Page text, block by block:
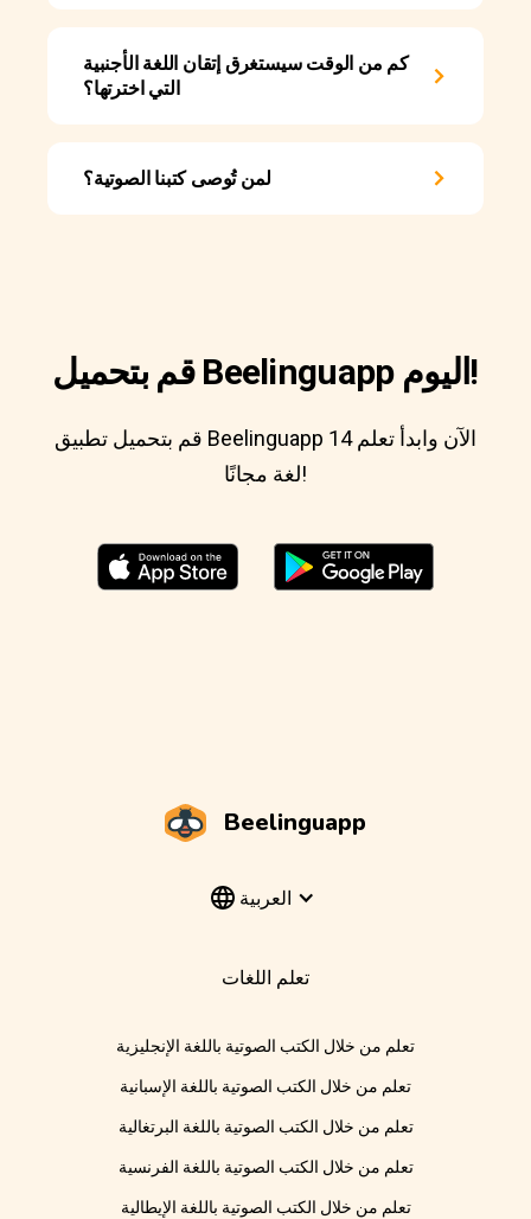
كم من الوقت سيستغرق إتقان اللغة الأجنبية
التي اخترتها؟
لمن تُوصى كتبنا الصوتية؟
قم بتحميل Beelinguapp اليوم!
قم بتحميل تطبيق Beelinguapp الآن وابدأ تعلم 14
لغة مجانًا!
Beelinguapp
العربية
تعلم اللغات
تعلم من خلال الكتب الصوتية باللغة الإنجليزية
تعلم من خلال الكتب الصوتية باللغة الإسبانية
تعلم من خلال الكتب الصوتية باللغة البرتغالية
تعلم من خلال الكتب الصوتية باللغة الفرنسية
تعلم من خلال الكتب الصوتية باللغة الإيطالية